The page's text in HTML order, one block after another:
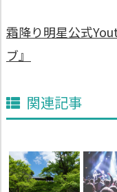
霜降り明星公式
ブ』
関連記事